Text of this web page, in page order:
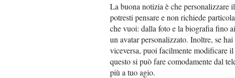
La buona notizia è che personalizzare il
potresti pensare e non richiede
che vuoi: dalla foto e la biografia fino
un avatar personalizzato. Inoltre, se
viceversa, puoi facilmente modificare
questo si può fare comodamente dal
più a tuo agio.